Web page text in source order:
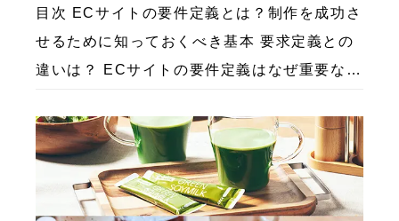
目次 ECサイトの要件定義とは？制作を成功さ
せるために知っておくべき基本 要求定義との
違いは？ ECサイトの要件定義はなぜ重要なの
よくある失敗例3パターン 失敗例①：流行り
の機 […]